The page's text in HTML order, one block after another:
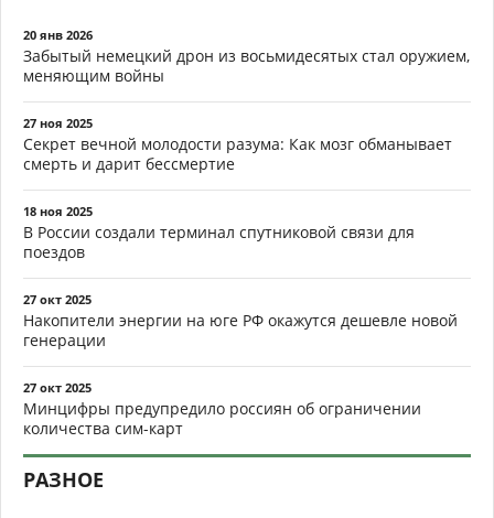
20 янв 2026
Забытый немецкий дрон из восьмидесятых стал оружием,
меняющим войны
27 ноя 2025
Секрет вечной молодости разума: Как мозг обманывает
смерть и дарит бессмертие
18 ноя 2025
В России создали терминал спутниковой связи для
поездов
27 окт 2025
Накопители энергии на юге РФ окажутся дешевле новой
генерации
27 окт 2025
Минцифры предупредило россиян об ограничении
количества сим-карт
РАЗНОЕ